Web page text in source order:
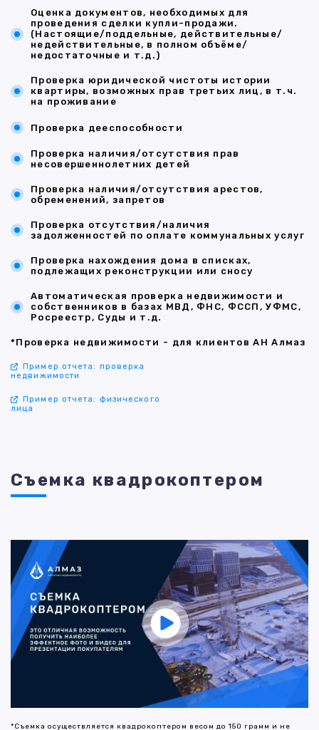
Оценка документов, необходимых для
проведения сделки купли-продажи.
(Настоящие/поддельные, действительные/
недействительные, в полном объёме/
недостаточные и т.д.)
Проверка юридической чистоты истории
квартиры, возможных прав третьих лиц, в т.ч.
на проживание
Проверка дееспособности
Проверка наличия/отсутствия прав
несовершеннолетних детей
Проверка наличия/отсутствия арестов,
обременений, запретов
Проверка отсутствия/наличия
задолженностей по оплате коммунальных услуг
Проверка нахождения дома в списках,
подлежащих реконструкции или сносу
Автоматическая проверка недвижимости и
собственников в базах МВД, ФНС, ФССП, УФМС,
Росреестр, Суды и т.д.
*Проверка недвижимости - для клиентов АН Алмаз
Пример отчета: проверка
недвижимости
Пример отчета: физического
лица
Съемка квадрокоптером
*Съемка осуществляется квадрокоптером весом до 150 грамм и не